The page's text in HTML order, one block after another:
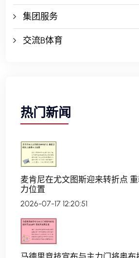
集团服务
交流B体育
热门新闻
麦肯尼在尤文图斯迎来转折点
力位置
2026-07-17 12:20:51